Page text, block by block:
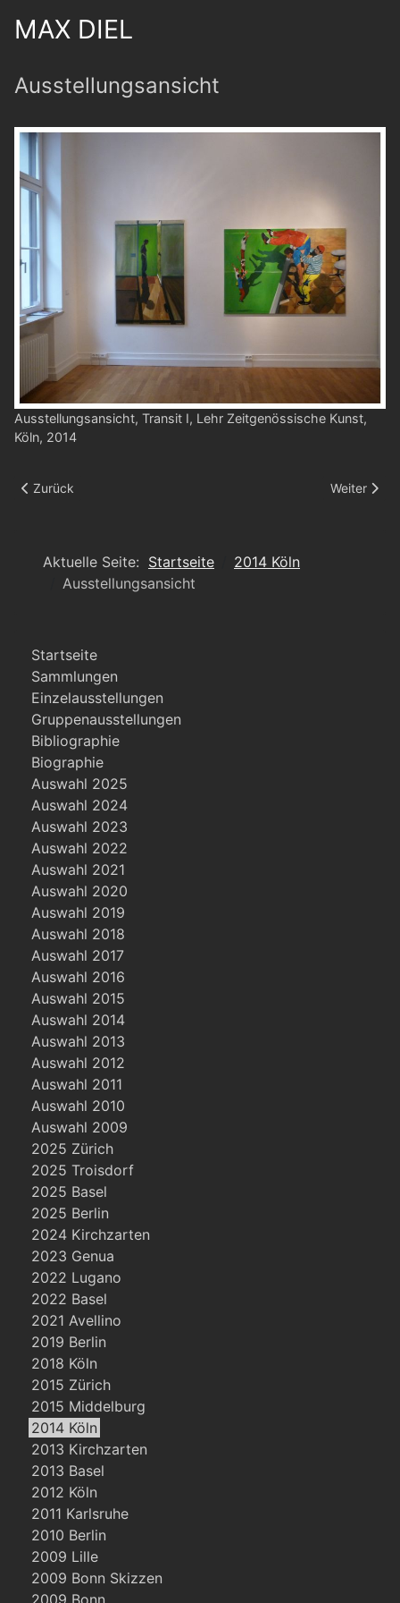
MAX DIEL
Ausstellungsansicht
Ausstellungsansicht, Transit I, Lehr Zeitgenössische Kunst,
Köln, 2014
Vorheriger Beitrag: Ausstellungsansicht
Zurück Nächster
Weiter
Aktuelle Seite: Startseite
2014 Köln
Ausstellungsansicht
Startseite
Sammlungen
Einzelausstellungen
Gruppenausstellungen
Bibliographie
Biographie
Auswahl 2025
Auswahl 2024
Auswahl 2023
Auswahl 2022
Auswahl 2021
Auswahl 2020
Auswahl 2019
Auswahl 2018
Auswahl 2017
Auswahl 2016
Auswahl 2015
Auswahl 2014
Auswahl 2013
Auswahl 2012
Auswahl 2011
Auswahl 2010
Auswahl 2009
2025 Zürich
2025 Troisdorf
2025 Basel
2025 Berlin
2024 Kirchzarten
2023 Genua
2022 Lugano
2022 Basel
2021 Avellino
2019 Berlin
2018 Köln
2015 Zürich
2015 Middelburg
2014 Köln
2013 Kirchzarten
2013 Basel
2012 Köln
2011 Karlsruhe
2010 Berlin
2009 Lille
2009 Bonn Skizzen